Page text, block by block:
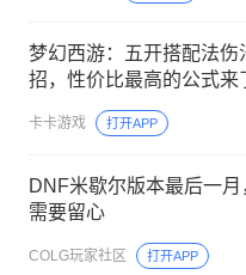
梦幻西游：五开搭配法伤
招，性价比最高的公式来
卡卡游戏 打开APP
DNF米歇尔版本最后一月
需要留心
COLG玩家社区 打开APP